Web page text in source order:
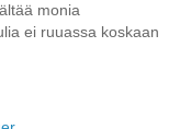
monia
ei ruuassa koskaan